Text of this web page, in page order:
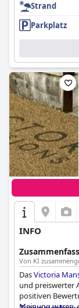
Strand
Parkplatz
INFO
Von KI
DasVictoria
und preiswerter
positiven